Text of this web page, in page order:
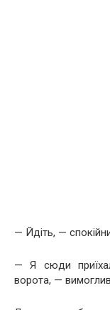
— Йдіть, —
— Я сюди
ворота, —